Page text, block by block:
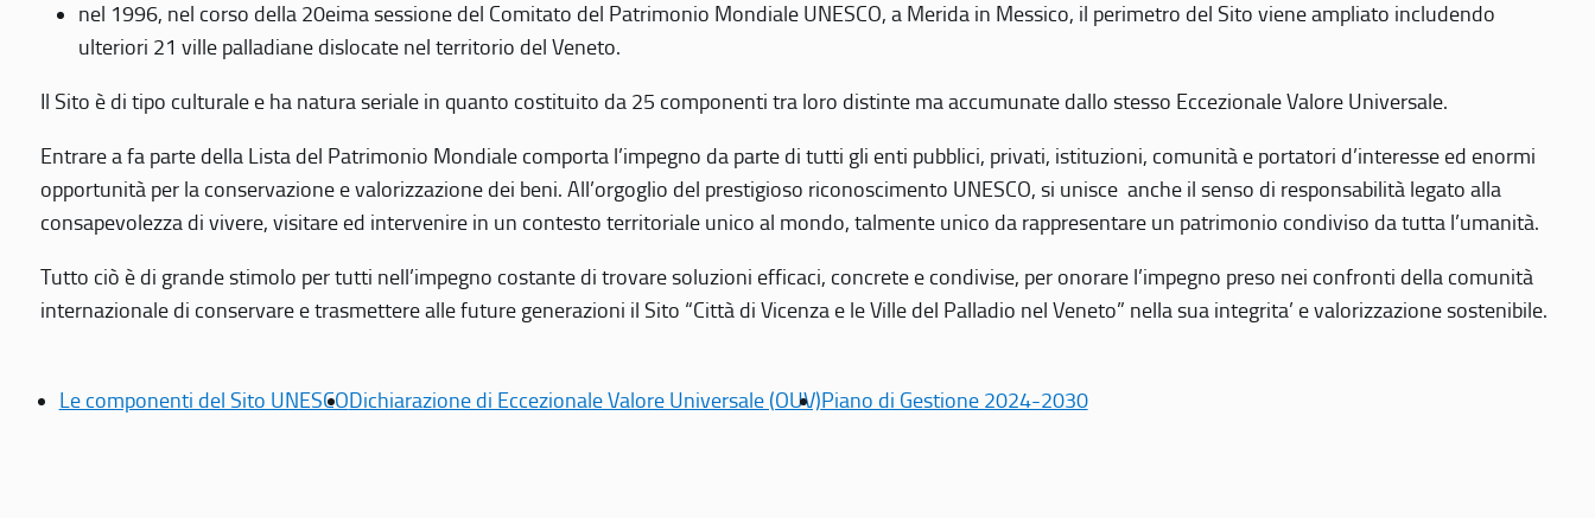
nel 1996, nel corso della 20eima sessione del Comitato del Patrimonio Mondiale UNESCO, a Merida in Messico, il perimetro del Sito viene ampliato includendo
ulteriori 21 ville palladiane dislocate nel territorio del Veneto.
Il Sito è di tipo culturale e ha natura seriale in quanto costituito da 25 componenti tra loro distinte ma accumunate dallo stesso Eccezionale Valore Universale.
Entrare a fa parte della Lista del Patrimonio Mondiale comporta l’impegno da parte di tutti gli enti pubblici, privati, istituzioni, comunità e portatori d’interesse ed enormi
opportunità per la conservazione e valorizzazione dei beni. All’orgoglio del prestigioso riconoscimento UNESCO, si unisce anche il senso di responsabilità legato alla
consapevolezza di vivere, visitare ed intervenire in un contesto territoriale unico al mondo, talmente unico da rappresentare un patrimonio condiviso da tutta l’umanità.
Tutto ciò è di grande stimolo per tutti nell’impegno costante di trovare soluzioni efficaci, concrete e condivise, per onorare l’impegno preso nei confronti della comunità
internazionale di conservare e trasmettere alle future generazioni il Sito “Città di Vicenza e le Ville del Palladio nel Veneto” nella sua integrita’ e valorizzazione sostenibile.
Le componenti del Sito UNESCODichiarazione di Eccezionale Valore Universale (OUV)Piano di Gestione 2024-2030